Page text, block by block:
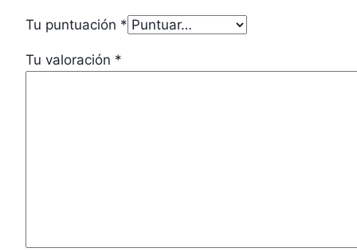
Tu puntuación *
Tu valoración *